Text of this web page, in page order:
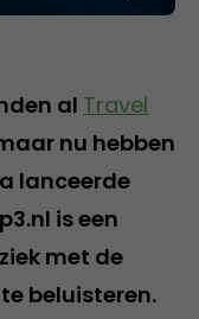
al Travel
nu hebben
lanceerde
is een
met de
beluisteren.